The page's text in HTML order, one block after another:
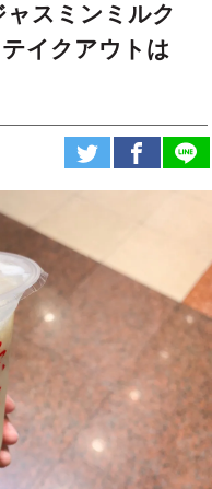
スミンミルク
イクアウトは